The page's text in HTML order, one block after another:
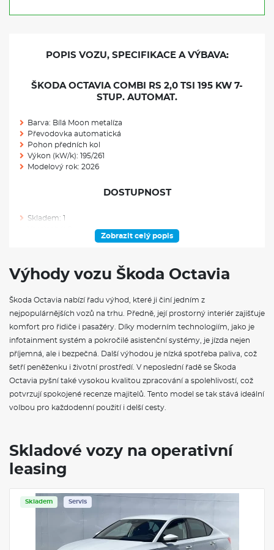
POPIS VOZU, SPECIFIKACE A VÝBAVA:
ŠKODA OCTAVIA COMBI RS 2,0 TSI 195 KW 7-
STUP. AUTOMAT.
Barva: Bílá Moon metalíza
Převodovka automatická
Pohon předních kol
Výkon (kW/k): 195/261
Modelový rok: 2026
DOSTUPNOST
Skladem: 1
Nezávislé topení
Komfortní sedadla vpředu
Elektricky ovládaná přední sedadla s pamětí a nastavením
hloubky sedadla
nást. prostoru
Elektricky nastavitelné bederní opěrky v předních sedadlech s
masážní funkcí
RS Lounge
Pneumatiky 225/40 R19 93Y XL
ET48
Tažné zařízení sklopné - elektronicky odjistitelné
Třízónová klimatizace Climatronic
Sportovní multifunkční kožený vyhřívaný volant s pádly
Paket pro spaní
El. odj. roletový kryt zav. pr., multifunkční kapsa, sluneční
rolety zad. oken
Vyhřívané čelní sklo
Boční airbagy vzadu
Proaktivní ochrana cestujících
Zobrazit celý popis
Výhody vozu Škoda Octavia
Škoda Octavia nabízí řadu výhod, které ji činí jedním z
nejpopulárnějších vozů na trhu. Předně, její prostorný interiér zajišťuje
komfort pro řidiče i pasažéry. Díky moderním technologiím, jako je
infotainment systém a pokročilé asistenční systémy, je jízda nejen
příjemná, ale i bezpečná. Další výhodou je nízká spotřeba paliva, což
šetří peněženku i životní prostředí. V neposlední řadě se Škoda
Octavia pyšní také vysokou kvalitou zpracování a spolehlivostí, což
potvrzují spokojené recenze majitelů. Tento model se tak stává ideální
volbou pro každodenní použití i delší cesty.
Skladové vozy na operativní
leasing
Skladem Servis